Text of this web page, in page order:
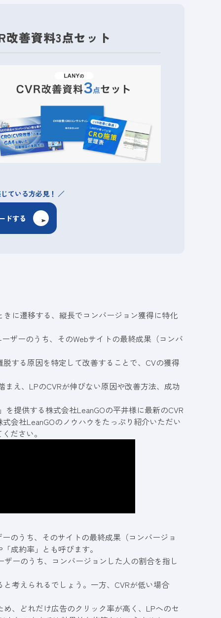
善資料3点セット
ている方必見！
ドする
に遷移する、縦長でコンバージョン獲得に特化
ザーのうち、そのWebサイトの最終成果（コンバ
する原因を特定して改善することで、CVの獲得
え、LPのCVRが伸びない原因や改善方法、成功
提供する株式会社LeanGOの平井様に最新のCVR
会社LeanGOのノウハウをたっぷり紹介いただい
ださい。
のうち、そのサイトの最終成果（コンバージョ
成約率」とも呼びます。
ーのうち、コンバージョンした人の割合を指し
考えられるでしょう。一方、CVRが低い場合
、どれだけ広告のクリック率が高く、LPへのセ